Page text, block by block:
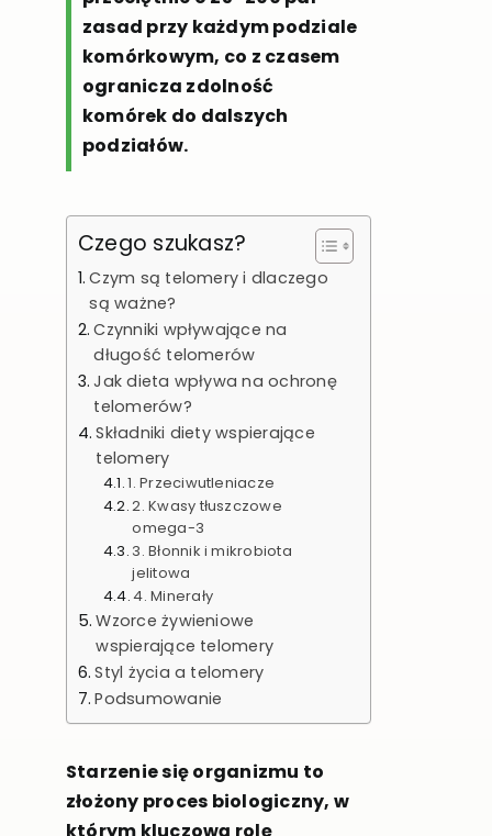
zasad przy każdym podziale
komórkowym, co z czasem
ogranicza zdolność
komórek do dalszych
podziałów.
Czego szukasz?
Czym są telomery i dlaczego
są ważne?
Czynniki wpływające na
długość telomerów
Jak dieta wpływa na ochronę
telomerów?
Składniki diety wspierające
telomery
1. Przeciwutleniacze
2. Kwasy tłuszczowe
omega-3
3. Błonnik i mikrobiota
jelitowa
4. Minerały
Wzorce żywieniowe
wspierające telomery
Styl życia a telomery
Podsumowanie
Starzenie się organizmu to
złożony proces biologiczny, w